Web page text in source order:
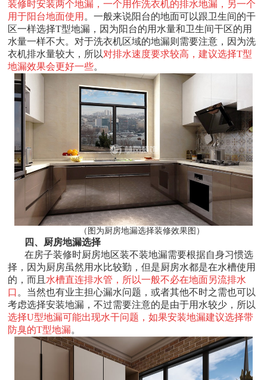
装修时安装两个地漏，一个用作洗衣机的排水地漏，另一个
用于阳台地面使用 。一般来说阳台的地面可以跟卫生间的干
区一样选择T型地漏，因为阳台的用水量和卫生间干区的用
水量一样不大。对于洗衣机区域的地漏则需要注意，因为洗
衣机排水量较大，所以对排水速度要求较高，建议选择T型
地漏效果会更好一些。
（图为厨房地漏选择装修效果图）
四、厨房地漏选择
在房子装修时厨房地区装不装地漏需要根据自身习惯选
择，因为厨房虽然用水比较勤，但是厨房水都是在水槽使用
的，而且 水槽直连排水管，所以一般不必在地面另流排水
口 。当然也有业主担心漏水问题，或者其他不时之需也可以
考虑选择安装地漏，不过需要注意的是由于用水较少，所以
选择U型地漏可能出现水干问题，如果安装地漏建议选择带
防臭的T型地漏。